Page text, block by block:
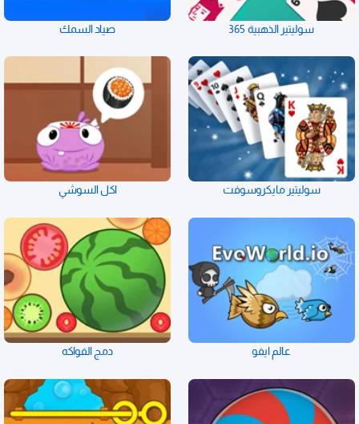
سوليتير الذهبية 365 صياد السمك
سوليتير مايكروسوفت اكل السوشي
عالم ايفو دمج الفواكه